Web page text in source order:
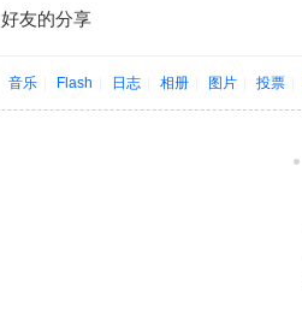
好友的分享
音乐 Flash 日志 相册 图片 投票